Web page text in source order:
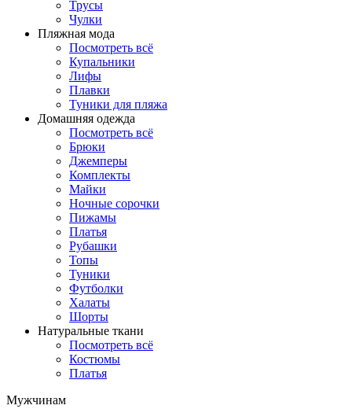
Трусы
Чулки
Пляжная мода
Посмотреть всё
Купальники
Лифы
Плавки
Туники для пляжа
Домашняя одежда
Посмотреть всё
Брюки
Джемперы
Комплекты
Майки
Ночные сорочки
Пижамы
Платья
Рубашки
Топы
Туники
Футболки
Халаты
Шорты
Натуральные ткани
Посмотреть всё
Костюмы
Платья
Мужчинам